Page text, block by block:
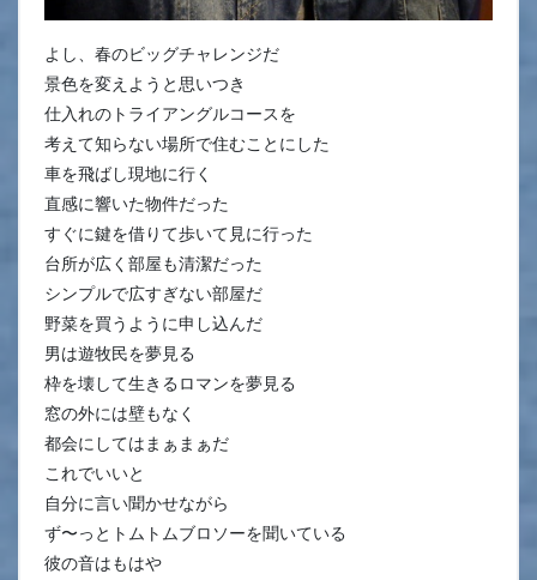
よし、春のビッグチャレンジだ
景色を変えようと思いつき
仕入れのトライアングルコースを
考えて知らない場所で住むことにした
車を飛ばし現地に行く
直感に響いた物件だった
すぐに鍵を借りて歩いて見に行った
台所が広く部屋も清潔だった
シンプルで広すぎない部屋だ
野菜を買うように申し込んだ
男は遊牧民を夢見る
枠を壊して生きるロマンを夢見る
窓の外には壁もなく
都会にしてはまぁまぁだ
これでいいと
自分に言い聞かせながら
ず〜っとトムトムブロソーを聞いている
彼の音はもはや